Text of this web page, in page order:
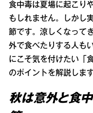
食中毒は夏場に起こり
もしれません。しかし
節です。涼しくなって
外で食べたりする人も
にこそ気を付けたい「
のポイントを解説します
秋は意外と食